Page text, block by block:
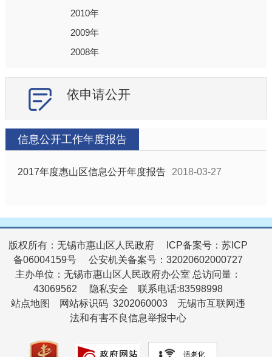
2010年
2009年
2008年
依申请公开
信息公开工作年度报告
2017年度惠山区信息公开年度报告 2018-03-27
版权所有：无锡市惠山区人民政府
ICP备案号：苏ICP
备06004159号
公安机关备案号：32020602000727
主办单位：无锡市惠山区人民政府办公室 总访问量：
43069562
隐私安全
联系电话:83598998
站点地图
网站标识码 3202060003
无锡市互联网违
法和有害不良信息举报中心